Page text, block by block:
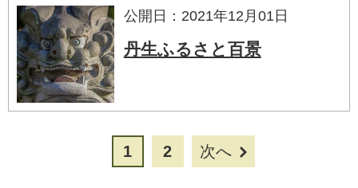
公開日：2021年12月01日
丹生ふるさと百景
1 2 次へ